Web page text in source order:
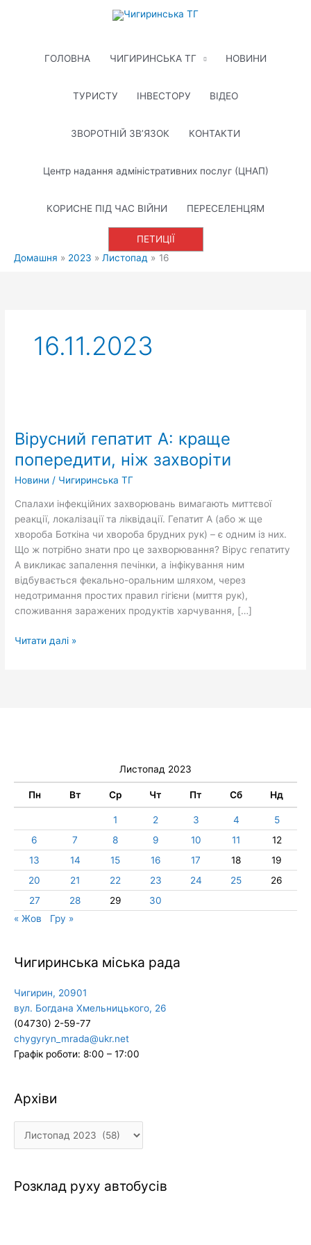
ГОЛОВНА
ЧИГИРИНСЬКА ТГ НОВИНИ
ТУРИСТУ ІНВЕСТОРУ ВІДЕО
ЗВОРОТНІЙ ЗВ’ЯЗОК КОНТАКТИ
Центр надання адміністративних послуг (ЦНАП)
КОРИСНЕ ПІД ЧАС ВІЙНИ ПЕРЕСЕЛЕНЦЯМ
ПЕТИЦІЇ
Домашня
2023 Листопад 16
16.11.2023
Вірусний гепатит А: краще
попередити, ніж захворіти
Новини / Чигиринська ТГ
Спалахи інфекційних захворювань вимагають миттєвої
реакції, локалізації та ліквідації. Гепатит А (або ж ще
хвороба Боткіна чи хвороба брудних рук) – є одним із них.
Що ж потрібно знати про це захворювання? Вірус гепатиту
А викликає запалення печінки, а інфікування ним
відбувається фекально-оральним шляхом, через
недотримання простих правил гігієни (миття рук),
споживання заражених продуктів харчування, […]
А:
краще
попередити,
ніж
захворіти
Читати далі »
Листопад 2023
Пн Вт Ср Чт Пт Сб Нд
1 2 3 4
5
6
7 8 9 10 11
12
13
14 15 16 17 18
19
20
21 22 23 24 25
26
27
28 29
30
« Жов
Гру »
Чигиринська міська рада
Чигирин, 20901
вул. Богдана Хмельницького, 26
(04730) 2-59-77
chygyryn_mrada@ukr.net
Графік роботи: 8:00 – 17:00
Архіви
Архіви
Розклад руху автобусів